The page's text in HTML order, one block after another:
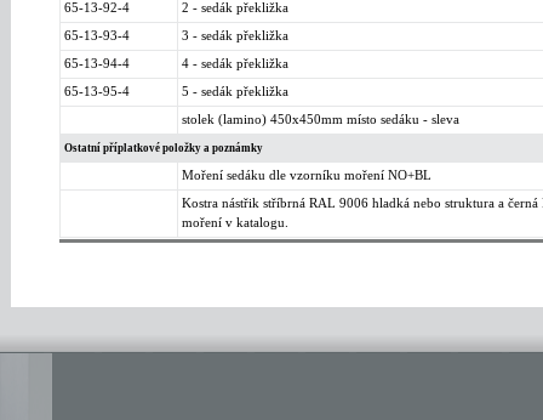
65-13-92-4 2 - sedák překližka
65-13-93-4 3 - sedák překližka
65-13-94-4 4 - sedák překližka
65-13-95-4 5 - sedák překližka
stolek (lamino) 450x450mm místo sedáku - sleva
Ostatní příplatkové položky a poznámky
Moření sedáku dle vzorníku moření NO+BL
Kostra nástřik stříbrná RAL 9006 hladká nebo struktura a
moření v katalogu.